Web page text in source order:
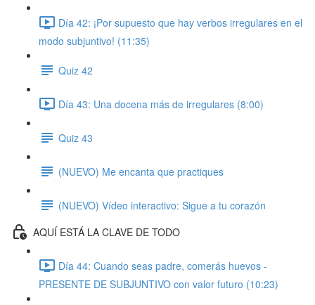
Día 42: ¡Por supuesto que hay verbos irregulares en el
modo subjuntivo! (11:35)
Quiz 42
Día 43: Una docena más de irregulares (8:00)
Quiz 43
(NUEVO) Me encanta que practiques
(NUEVO) Vídeo interactivo: Sigue a tu corazón
AQUÍ ESTÁ LA CLAVE DE TODO
Día 44: Cuando seas padre, comerás huevos -
PRESENTE DE SUBJUNTIVO con valor futuro (10:23)